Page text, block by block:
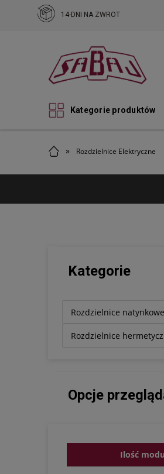
Kategorie produktów
» Rozdzielnice Elektryczne
14-DNI NA ZWROT
Kategorie
Rozdzielnice
Rozdzielnice
Opcje
Ilość